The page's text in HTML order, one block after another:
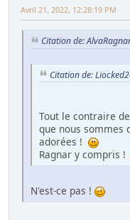
Avril 21, 2022, 12:28:19 PM
Citation de:
Citation de:
Tout le contraire
que nous sommes
adorées !
Ragnar y compris !
N'est-ce pas !